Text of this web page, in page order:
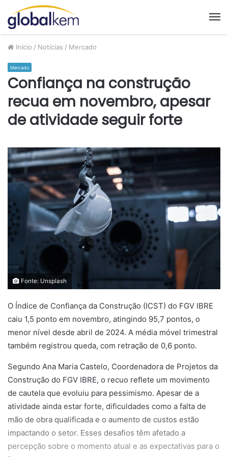
Início / Notícias / Mercado
Mercado
Confiança na construção
recua em novembro, apesar
de atividade seguir forte
Fonte: Unsplash
O Índice de Confiança da Construção (ICST) do FGV IBRE
caiu 1,5 ponto em novembro, atingindo 95,7 pontos, o
menor nível desde abril de 2024. A média móvel trimestral
também registrou queda, com retração de 0,6 ponto.
Segundo Ana Maria Castelo, Coordenadora de Projetos da
Construção do FGV IBRE, o recuo reflete um movimento
de cautela que evoluiu para pessimismo. Apesar de a
atividade ainda estar forte, dificuldades como a falta de
mão de obra qualificada e o aumento de custos estão
impactando o setor. Esses desafios têm afetado a
percepção sobre o momento atual e as expectativas para o